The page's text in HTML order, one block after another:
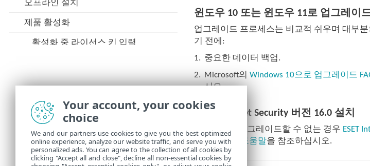
윈도우 10 또는 윈도우 11로 업그레이
업그레이드 프로세스는 비교적 쉬우며 대부
기 전에:
1. 중요한 데이터 백업.
2. Microsoft의Windows 10으로 업그레이드
시오.
ESET Internet Security 버전 16.0 설치
Windows를 업그레이드할 수 없는 경우 ESET
16.0 온라인 도움말을 참조하십시오.
Your account, your cookies
choice
We and our partners use cookies to give you the best optimized
online experience, analyze our website traffic, and serve you with
personalized ads. You can agree to the collection of all cookies by
clicking "Accept all and close", decline all non-essential cookies by